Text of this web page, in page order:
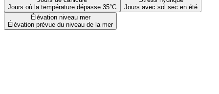
Jours où la température dépasse 35°C
Jours avec sol sec en été
Élévation niveau mer
Élévation prévue du niveau de la mer